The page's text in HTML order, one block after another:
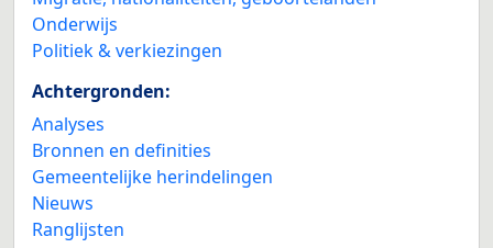
Onderwijs
Politiek & verkiezingen
Achtergronden:
Analyses
Bronnen en definities
Gemeentelijke herindelingen
Nieuws
Ranglijsten